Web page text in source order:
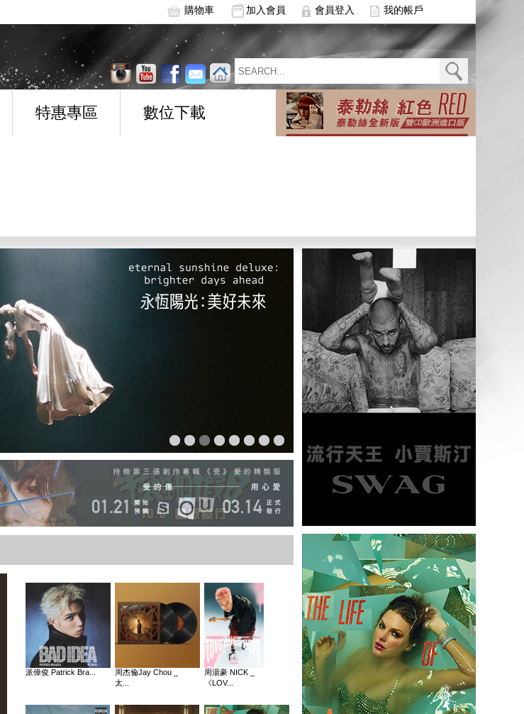
購物車 加入會員 會員登入 我的帳戶
特惠專區 數位下載
派偉俊 Patrick Bra...
周杰倫Jay Chou _
太...
周湯豪 NICK _
《LOV...